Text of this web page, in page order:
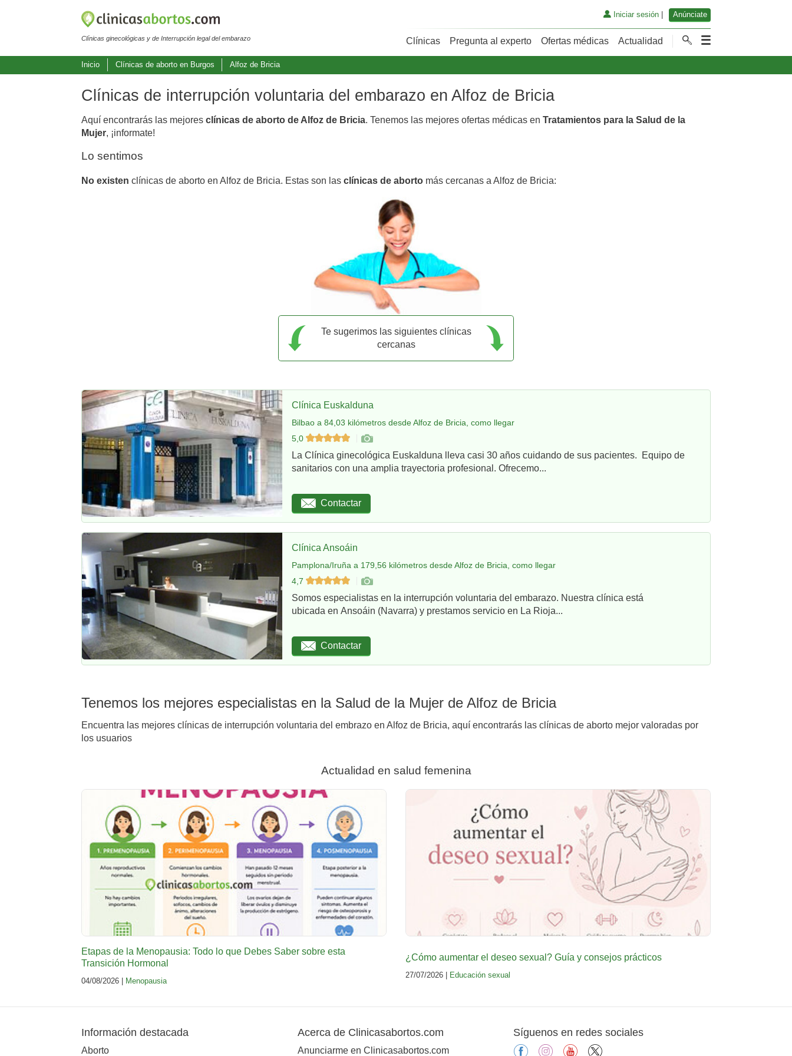
Clínicas ginecológicas y de Interrupción legal del embarazo
Iniciar sesión| Anúnciate
Clínicas Pregunta al experto Ofertas médicas Actualidad
Inicio Clínicas de aborto en Burgos Alfoz de Bricia
Clínicas de interrupción voluntaria del embarazo en Alfoz de Bricia
Aquí encontrarás las mejores clínicas de aborto de Alfoz de Bricia. Tenemos las mejores ofertas médicas en Tratamientos para la Salud de la
Mujer, ¡informate!
Lo sentimos
No existen clínicas de aborto en Alfoz de Bricia. Estas son las clínicas de aborto más cercanas a Alfoz de Bricia:
Te sugerimos las siguientes clínicas
cercanas
Clínica Euskalduna
Bilbao a 84,03 kilómetros desde Alfoz de Bricia, como llegar
5,0
La Clínica ginecológica Euskalduna lleva casi 30 años cuidando de sus pacientes. Equipo de
sanitarios con una amplia trayectoria profesional. Ofrecemo...
Contactar
Clínica Ansoáin
Pamplona/Iruña a 179,56 kilómetros desde Alfoz de Bricia, como llegar
4,7
Somos especialistas en la interrupción voluntaria del embarazo. Nuestra clínica está
ubicada en Ansoáin (Navarra) y prestamos servicio en La Rioja...
Contactar
Tenemos los mejores especialistas en la Salud de la Mujer de Alfoz de Bricia
Encuentra las mejores clínicas de interrupción voluntaria del embrazo en Alfoz de Bricia, aquí encontrarás las clínicas de aborto mejor valoradas por
los usuarios
Actualidad en salud femenina
Etapas de la Menopausia: Todo lo que Debes Saber sobre esta
Transición Hormonal
04/08/2026 | Menopausia
¿Cómo aumentar el deseo sexual? Guía y consejos prácticos
27/07/2026 | Educación sexual
Información destacada
Aborto
Acerca de Clinicasabortos.com
Anunciarme en Clinicasabortos.com
Síguenos en redes sociales
facebookinstagramyoutube